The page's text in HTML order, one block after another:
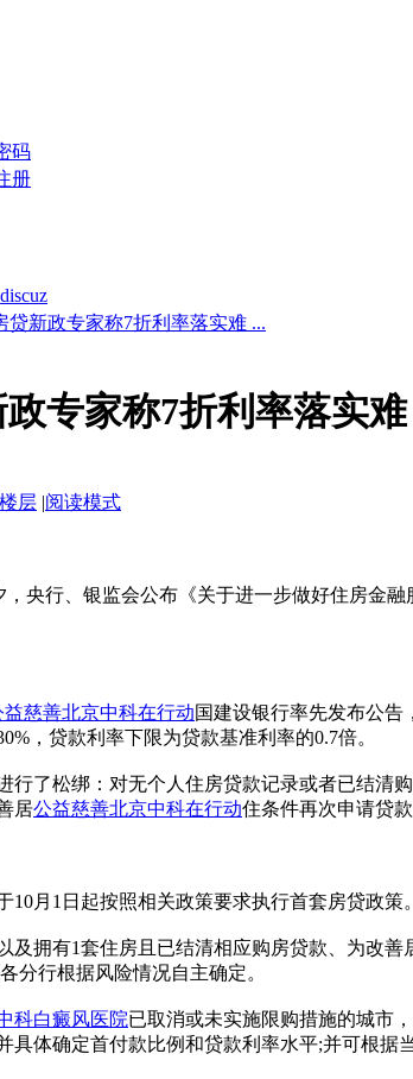
码
册
discuz
贷新政专家称7折利率落实难 ...
专家称7折利率落实难
层 |阅读模式
，央行、银监会公布《关于进一步做好住房金
益慈善北京中科在行动国建设银行率先发布公
，贷款利率下限为贷款基准利率的0.7倍。
行了松绑：对无个人住房贷款记录或者已结
居公益慈善北京中科在行动住条件再次申请贷
月1日起按照相关政策要求执行首套房贷政策。
及拥有1套住房且已结清相应购房贷款、为改
分行根据风险情况自主确定。
科白癜风医院已取消或未实施限购措施的城市
具体确定首付款比例和贷款利率水平;并可根